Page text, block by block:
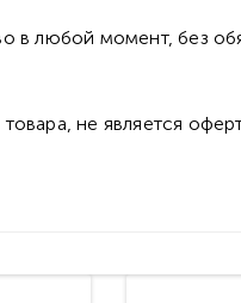
в любой момент, без
не является